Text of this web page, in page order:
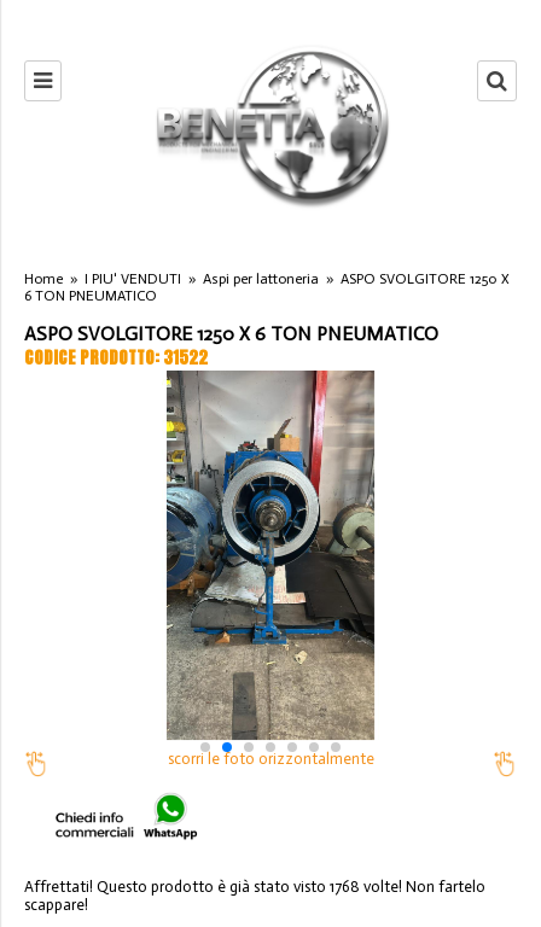
Home » I PIU' VENDUTI » Aspi per lattoneria » ASPO SVOLGITORE 1250 X
6 TON PNEUMATICO
ASPO SVOLGITORE 1250 X 6 TON PNEUMATICO
CODICE PRODOTTO: 31522
scorri le foto orizzontalmente
Affrettati! Questo prodotto è già stato visto 1768 volte! Non fartelo
scappare!